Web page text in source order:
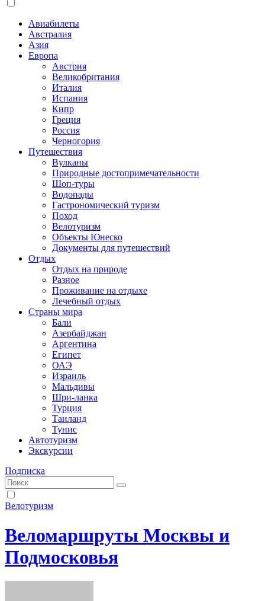
Авиабилеты
Австралия
Азия
Европа
Австрия
Великобритания
Италия
Испания
Кипр
Греция
Россия
Черногория
Путешествия
Вулканы
Природные достопримечательности
Шоп-туры
Водопады
Гастрономический туризм
Поход
Велотуризм
Объекты Юнеско
Документы для путешествий
Отдых
Отдых на природе
Разное
Проживание на отдыхе
Лечебный отдых
Страны мира
Бали
Азербайджан
Аргентина
Египет
ОАЭ
Израиль
Мальдивы
Шри-ланка
Турция
Таиланд
Тунис
Автотуризм
Экскурсии
Подписка
Велотуризм
Веломаршруты Москвы и
Подмосковья